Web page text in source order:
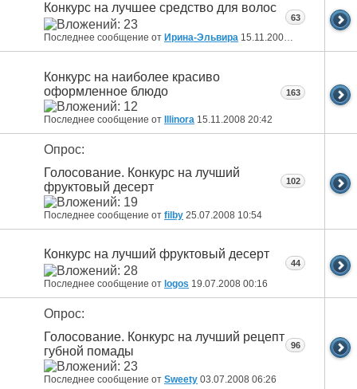
Конкурс на лучшее средство для волос
Последнее сообщение от Ирина-Эльвира 15.11.2008 21:55
63
Конкурс на наиболее красиво
оформленное блюдо
Последнее сообщение от Illinora 15.11.2008 20:42
163
Опрос:
Голосование. Конкурс на лучший
фруктовый десерт
Последнее сообщение от filby 25.07.2008 10:54
102
Конкурс на лучший фруктовый десерт
Последнее сообщение от logos 19.07.2008 00:16
44
Опрос:
Голосование. Конкурс на лучший рецепт
губной помады
Последнее сообщение от Sweety 03.07.2008 06:26
96